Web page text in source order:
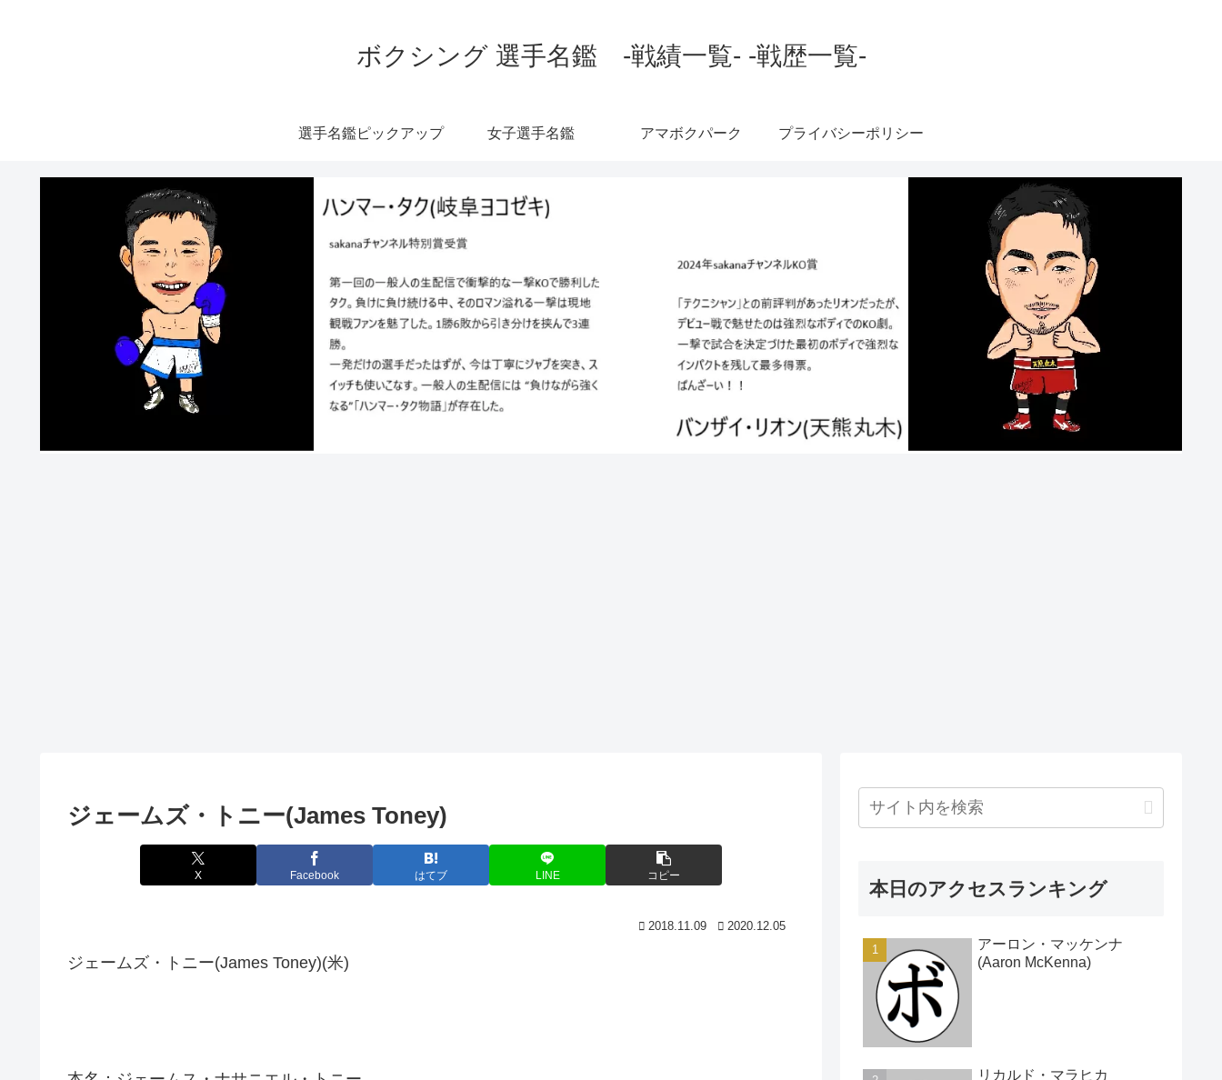
ボクシング 選手名鑑 -戦績一覧- -戦歴一覧-
選手名鑑ピックアップ 女子選手名鑑 アマボクパーク プライバシーポリシー
ジェームズ・トニー(James Toney)
X Facebook はてブ LINE コピー
2018.11.09 2020.12.05
ジェームズ・トニー(James Toney)(米)
本日のアクセスランキング
アーロン・マッケンナ
(Aaron McKenna)
リカルド・マラヒカ